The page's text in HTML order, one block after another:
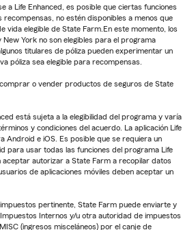
a Life Enhanced, es posible que ciertas funciones
recompensas, no estén disponibles a menos que
vida elegible de State Farm.En este momento, los
York no son elegibles para el programa
titulares de póliza pueden experimentar un
póliza sea elegible para recompensas.
o vender productos de seguros de State
está sujeta a la elegibilidad del programa y varía
y condiciones del acuerdo. La aplicación Life
Android e iOS. Es posible que se requiera un
para usar todas las funciones del programa Life
aceptar autorizar a State Farm a recopilar datos
de aplicaciones móviles deben aceptar un
pertinente, State Farm puede enviarte y
Internos y/u otra autoridad de impuestos
(ingresos misceláneos) por el canje de